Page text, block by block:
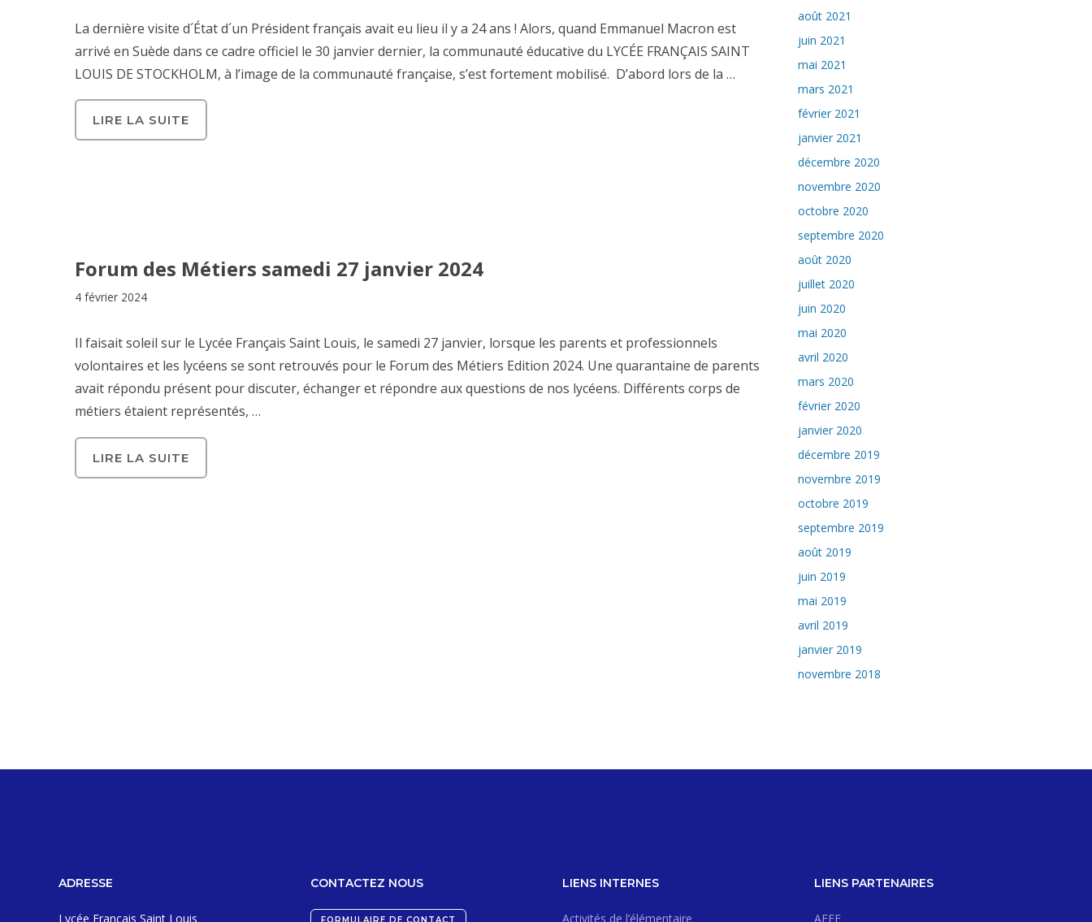
La dernière visite d´État d´un Président français avait eu lieu il y a 24 ans ! Alors, quand Emmanuel Macron est
arrivé en Suède dans ce cadre officiel le 30 janvier dernier, la communauté éducative du LYCÉE FRANÇAIS SAINT
LOUIS DE STOCKHOLM, à l’image de la communauté française, s’est fortement mobilisé. D’abord lors de la …
LIRE LA SUITE
Forum des Métiers samedi 27 janvier 2024
4 février 2024
Il faisait soleil sur le Lycée Français Saint Louis, le samedi 27 janvier, lorsque les parents et professionnels
volontaires et les lycéens se sont retrouvés pour le Forum des Métiers Edition 2024. Une quarantaine de parents
avait répondu présent pour discuter, échanger et répondre aux questions de nos lycéens. Différents corps de
métiers étaient représentés, …
LIRE LA SUITE
août 2021
juin 2021
mai 2021
mars 2021
février 2021
janvier 2021
décembre 2020
novembre 2020
octobre 2020
septembre 2020
août 2020
juillet 2020
juin 2020
mai 2020
avril 2020
mars 2020
février 2020
janvier 2020
décembre 2019
novembre 2019
octobre 2019
septembre 2019
août 2019
juin 2019
mai 2019
avril 2019
janvier 2019
novembre 2018
ADRESSE
Lycée Français Saint Louis
CONTACTEZ NOUS LIENS INTERNES
Activités de l’élémentaire
LIENS PARTENAIRES
AEFE